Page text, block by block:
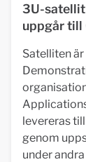
3U-
uppgår till
Satelliten
levereras
genom
under